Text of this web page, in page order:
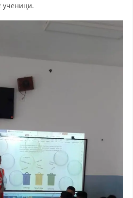
И РАЗВОЈ
ОРГАНИЗАЦИОНА ПОСТАВЕНОСТ
ДИСЕМИНАЦИЈА
ХУМАНИТАРНО ПРАВО
НА ХУМАНИ ВРЕДНОСТИ
И ЗАШТИТА НА АМБЛЕМОТ
ХУМАНИТАРНА ДЕЈНОСТ
КАКО ДА ДОНИРАТЕ
ученици.